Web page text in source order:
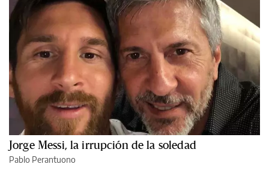
Jorge Messi, la irrupción de la soledad
Pablo Perantuono